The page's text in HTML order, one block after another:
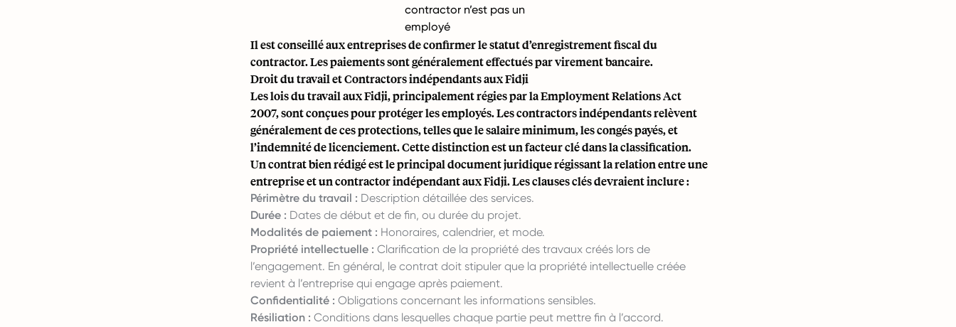
contractor n’est pas un
employé
Il est conseillé aux entreprises de confirmer le statut d’enregistrement fiscal du
contractor. Les paiements sont généralement effectués par virement bancaire.
Droit du travail et Contractors indépendants aux Fidji
Les lois du travail aux Fidji, principalement régies par la Employment Relations Act
2007, sont conçues pour protéger les employés. Les contractors indépendants relèvent
généralement de ces protections, telles que le salaire minimum, les congés payés, et
l’indemnité de licenciement. Cette distinction est un facteur clé dans la classification.
Un contrat bien rédigé est le principal document juridique régissant la relation entre une
entreprise et un contractor indépendant aux Fidji. Les clauses clés devraient inclure :
Périmètre du travail : Description détaillée des services.
Durée : Dates de début et de fin, ou durée du projet.
Modalités de paiement : Honoraires, calendrier, et mode.
Propriété intellectuelle : Clarification de la propriété des travaux créés lors de
l’engagement. En général, le contrat doit stipuler que la propriété intellectuelle créée
revient à l’entreprise qui engage après paiement.
Confidentialité : Obligations concernant les informations sensibles.
Résiliation : Conditions dans lesquelles chaque partie peut mettre fin à l’accord.